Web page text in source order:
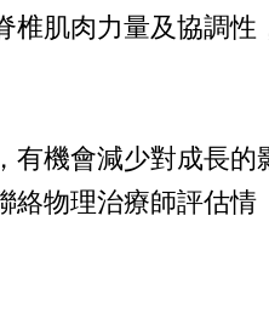
椎肌肉力量及協調性
有機會減少對成長的
絡物理治療師評估情